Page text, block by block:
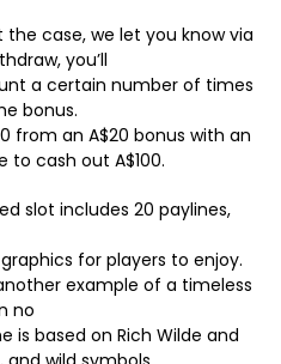
case, we let you know via
you’ll
a certain number of times
bonus.
from an A$20 bonus with an
to cash out A$100.
slot includes 20 paylines,
for players to enjoy.
example of a timeless
no
is based on Rich Wilde and